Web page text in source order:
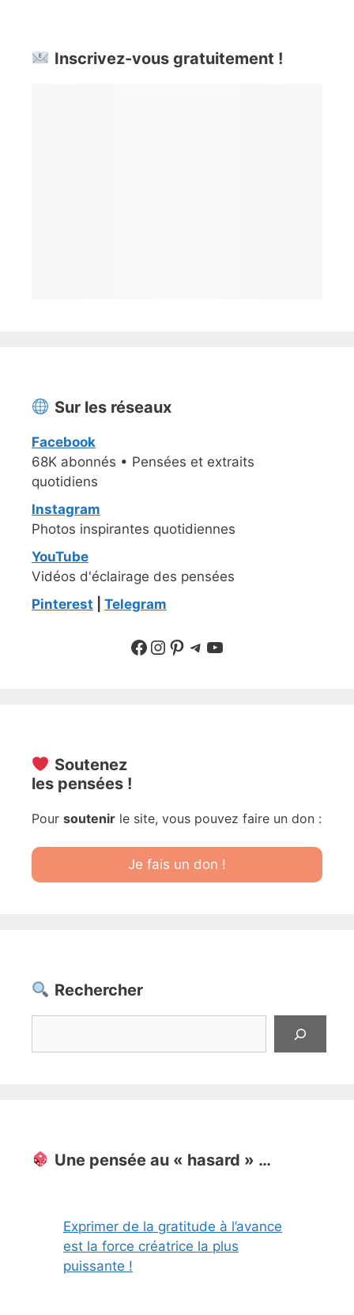
Inscrivez-vous gratuitement !
Sur les réseaux
Facebook
68K abonnés • Pensées et extraits
quotidiens
Instagram
Photos inspirantes quotidiennes
YouTube
Vidéos d'éclairage des pensées
Pinterest
Telegram
Suivre sur Facebook
Suivre sur Instagram
Pinterest
Sur Telegram
YouTube
Soutenez
les pensées !
Pour soutenir le site, vous pouvez faire un don :
Je fais un don !
Rechercher
Une pensée au « hasard » …
Exprimer de la gratitude à l’avance
est la force créatrice la plus
puissante !